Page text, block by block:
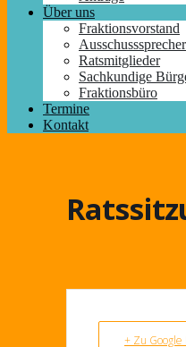
Über uns
Fraktionsvorstand
Ausschusssprecher
Ratsmitglieder
Sachkundige
Fraktionsbüro
Termine
Kontakt
+ Zu